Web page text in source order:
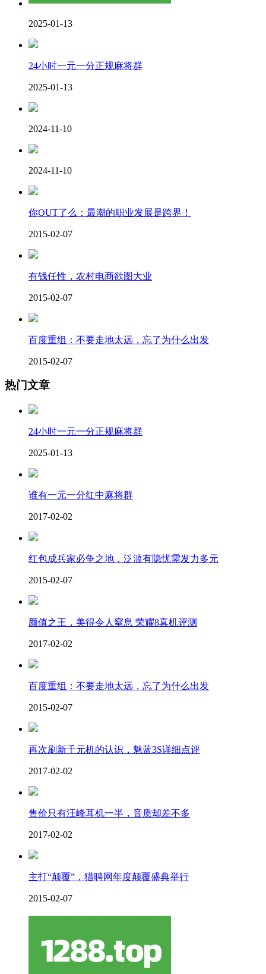
2025-01-13
24小时一元一分正规麻将群
2025-01-13
2024-11-10
2024-11-10
你OUT了么：最潮的职业发展是跨界！
2015-02-07
有钱任性，农村电商欲图大业
2015-02-07
百度重组：不要走地太远，忘了为什么出发
2015-02-07
热门文章
24小时一元一分正规麻将群
2025-01-13
谁有一元一分红中麻将群
2017-02-02
红包成兵家必争之地，泛滥有隐忧需发力多元
2015-02-07
颜值之王，美得令人窒息 荣耀8真机评测
2017-02-02
百度重组：不要走地太远，忘了为什么出发
2015-02-07
再次刷新千元机的认识，魅蓝3S详细点评
2017-02-02
售价只有汪峰耳机一半，音质却差不多
2017-02-02
主打“颠覆”，猎聘网年度颠覆盛典举行
2015-02-07